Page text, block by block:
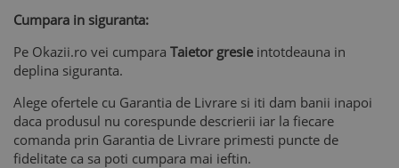
Cumpara in siguranta:
Pe Okazii.ro vei cumpara Taietor gresieintotdeauna in
deplina siguranta.
Alege ofertele cu Garantia de Livrare si iti dam banii inapoi
daca produsul nu corespunde descrierii iar la fiecare
comanda prin Garantia de Livrare primesti puncte de
fidelitate ca sa poti cumpara mai ieftin.